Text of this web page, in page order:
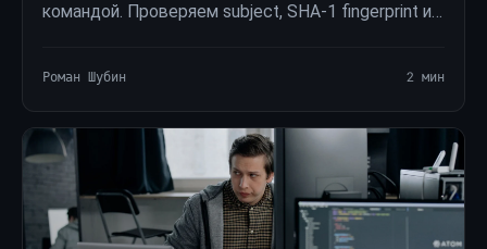
командой. Проверяем subject, SHA-1 fingerprint и
Роман Шубин 2 мин